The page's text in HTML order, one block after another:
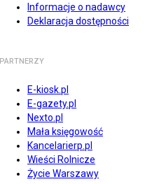
Informacje o nadawcy
Deklaracja dostępności
PARTNERZY
E-kiosk.pl
E-gazety.pl
Nexto.pl
Mała księgowość
Kancelarierp.pl
Wieści Rolnicze
Życie Warszawy